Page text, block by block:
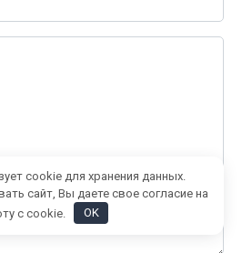
cookie для хранения данных.
сайт, Вы даете свое согласие на
с cookie.
OK